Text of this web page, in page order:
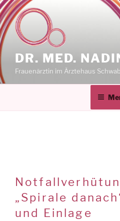
Zum
Inhalt
springen
DR. MED.
Frauenärztin im Ärztehaus
„Spirale
und Einlage